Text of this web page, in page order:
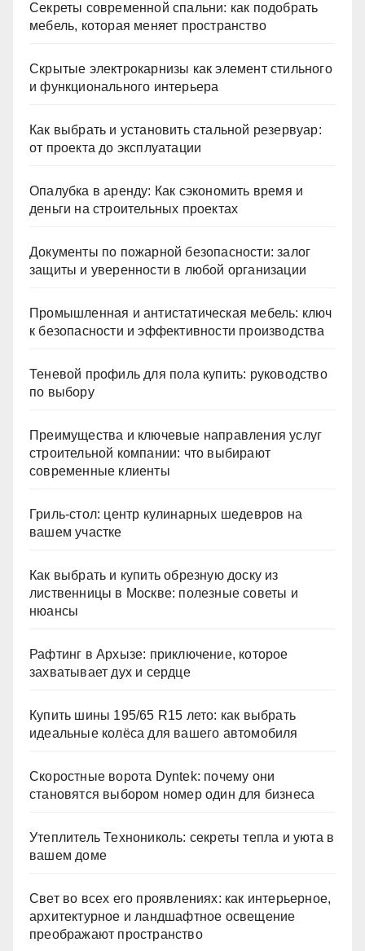
Секреты современной спальни: как подобрать
мебель, которая меняет пространство
Скрытые электрокарнизы как элемент стильного
и функционального интерьера
Как выбрать и установить стальной резервуар:
от проекта до эксплуатации
Опалубка в аренду: Как сэкономить время и
деньги на строительных проектах
Документы по пожарной безопасности: залог
защиты и уверенности в любой организации
Промышленная и антистатическая мебель: ключ
к безопасности и эффективности производства
Теневой профиль для пола купить: руководство
по выбору
Преимущества и ключевые направления услуг
строительной компании: что выбирают
современные клиенты
Гриль-стол: центр кулинарных шедевров на
вашем участке
Как выбрать и купить обрезную доску из
лиственницы в Москве: полезные советы и
нюансы
Рафтинг в Архызе: приключение, которое
захватывает дух и сердце
Купить шины 195/65 R15 лето: как выбрать
идеальные колёса для вашего автомобиля
Скоростные ворота Dyntek: почему они
становятся выбором номер один для бизнеса
Утеплитель Технониколь: секреты тепла и уюта в
вашем доме
Свет во всех его проявлениях: как интерьерное,
архитектурное и ландшафтное освещение
преображают пространство